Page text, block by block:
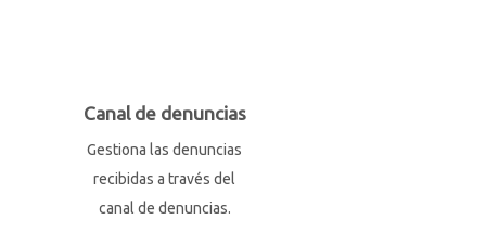
Canal de denuncias
Gestiona las denuncias
recibidas a través del
canal de denuncias.